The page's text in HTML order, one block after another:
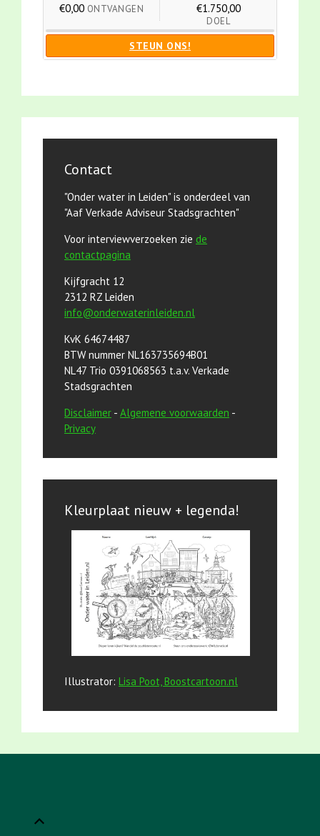
€0,00 ONTVANGEN €1.750,00
DOEL
STEUN ONS!
Contact
"Onder water in Leiden" is onderdeel van
"Aaf Verkade Adviseur Stadsgrachten"
Voor interviewverzoeken zie de
contactpagina
Kijfgracht 12
2312 RZ Leiden
info@onderwaterinleiden.nl
KvK 64674487
BTW nummer NL163735694B01
NL47 Trio 0391068563 t.a.v. Verkade
Stadsgrachten
Disclaimer - Algemene voorwaarden -
Privacy
Kleurplaat nieuw + legenda!
Illustrator: Lisa Poot, Boostcartoon.nl